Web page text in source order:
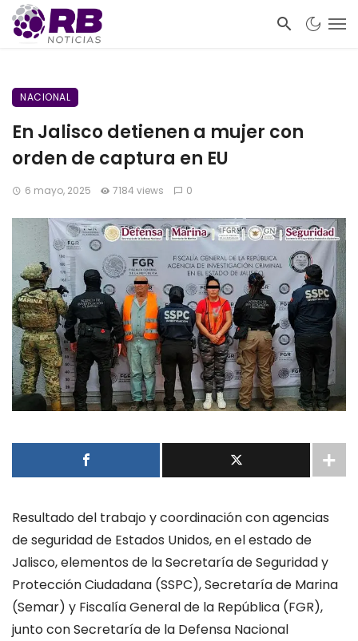
NACIONAL
En Jalisco detienen a mujer con
orden de captura en EU
6 mayo, 2025 7184 views 0
Resultado del trabajo y coordinación con agencias
de seguridad de Estados Unidos, en el estado de
Jalisco, elementos de la Secretaría de Seguridad y
Protección Ciudadana (SSPC), Secretaría de Marina
(Semar) y Fiscalía General de la República (FGR),
junto con Secretaría de la Defensa Nacional